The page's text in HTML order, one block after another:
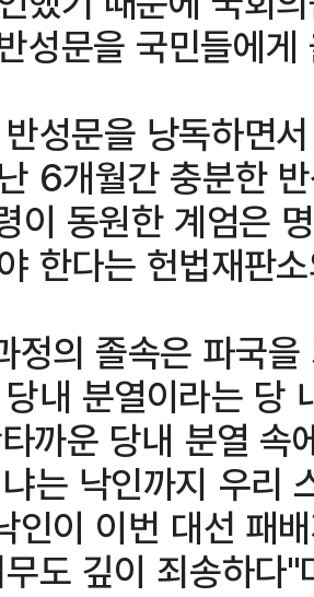
성문을 국민들에
성문을 낭독하면
6개월간 충분한
이 동원한 계엄은
한다는 헌법재판
정의 졸속은 파국
내 분열이라는 당
까운 당내 분열 속
는 낙인까지 우리
인이 이번 대선 패
도 깊이 죄송하다"